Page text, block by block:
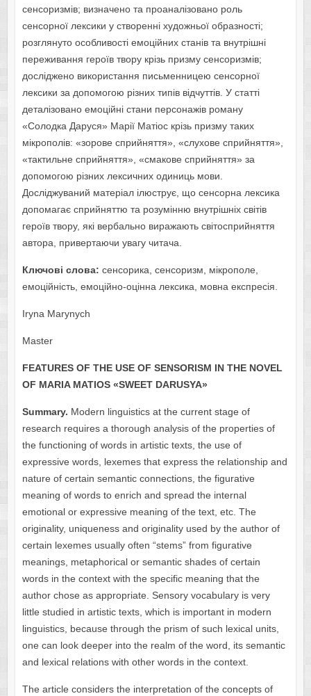
сенсоризмів; визначено та проаналізовано роль
сенсорної лексики у створенні художньої образності;
розглянуто особливості емоційних станів та внутрішні
переживання героїв твору крізь призму сенсоризмів;
досліджено використання письменницею сенсорної
лексики за допомогою різних типів відчуттів. У статті
деталізовано емоційні стани персонажів роману
«Солодка Даруся» Марії Матіос крізь призму таких
мікрополів: «зорове сприйняття», «слухове сприйняття»,
«тактильне сприйняття», «смакове сприйняття» за
допомогою різних лексичних одиниць мови.
Досліджуваний матеріал ілюструє, що сенсорна лексика
допомагає сприйняттю та розумінню внутрішніх світів
героїв твору, які вербально виражають світосприйняття
автора, привертаючи увагу читача.
Ключові слова: сенсорика, сенсоризм, мікрополе,
емоційність, емоційно-оцінна лексика, мовна експресія.
Iryna Marynych
Master
FEATURES OF THE USE OF SENSORISM IN THE NOVEL
OF MARIA MATIOS «SWEET DARUSYA»
Summary. Modern linguistics at the current stage of
research requires a thorough analysis of the properties of
the functioning of words in artistic texts, the use of
expressive words, lexemes that express the relationship and
nature of certain semantic connections, the figurative
meaning of words to enrich and spread the internal
emotional or expressive meaning of the text, etc. The
originality, uniqueness and originality used by the author of
certain lexemes usually often “stems” from figurative
meanings, metaphorical or semantic shades of certain
words in the context with the specific meaning that the
author chose as appropriate. Sensory vocabulary is very
little studied in artistic texts, which is important in modern
linguistics, because through the prism of such lexical units,
one can look deeper into the realm of the word, its semantic
and lexical relations with other words in the context.
The article considers the interpretation of the concepts of